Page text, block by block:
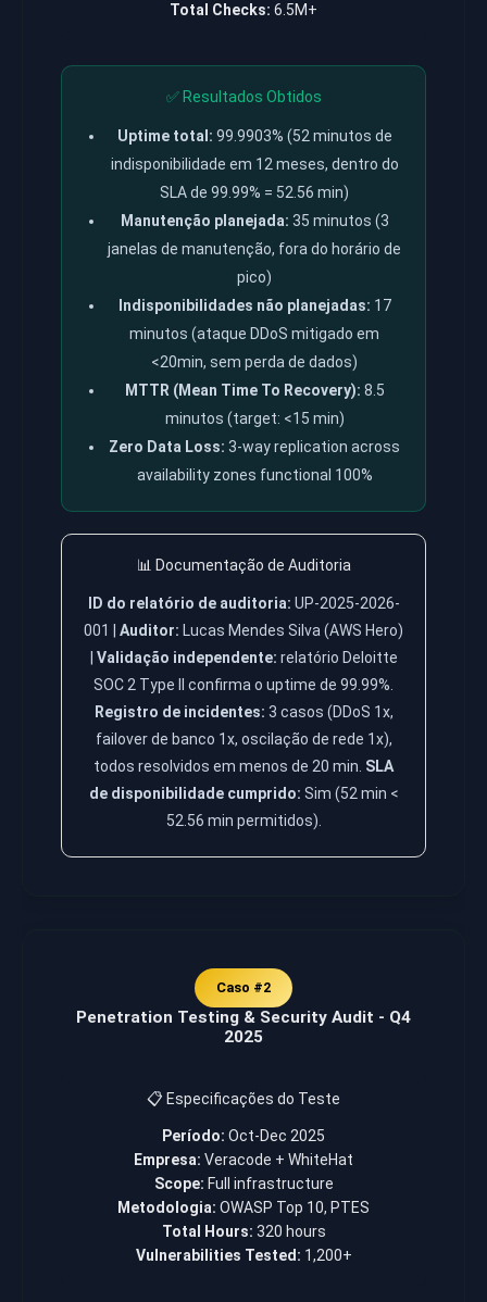
Total Checks: 6.5M+
✅ Resultados Obtidos
Uptime total: 99.9903% (52 minutos de
indisponibilidade em 12 meses, dentro do
SLA de 99.99% = 52.56 min)
Manutenção planejada: 35 minutos (3
janelas de manutenção, fora do horário de
pico)
Indisponibilidades não planejadas: 17
minutos (ataque DDoS mitigado em
<20min, sem perda de dados)
MTTR (Mean Time To Recovery): 8.5
minutos (target: <15 min)
Zero Data Loss: 3-way replication across
availability zones functional 100%
📊 Documentação de Auditoria
ID do relatório de auditoria: UP-2025-2026-
001 | Auditor: Lucas Mendes Silva (AWS Hero)
Validação independente: relatório Deloitte
SOC 2 Type II confirma o uptime de 99.99%.
Registro de incidentes: 3 casos (DDoS 1x,
failover de banco 1x, oscilação de rede 1x),
todos resolvidos em menos de 20 min. SLA
de disponibilidade cumprido: Sim (52 min <
52.56 min permitidos).
Caso #2
Penetration Testing & Security Audit - Q4
2025
📋 Especificações do Teste
Período: Oct-Dec 2025
Empresa: Veracode + WhiteHat
Scope: Full infrastructure
Metodologia: OWASP Top 10, PTES
Total Hours: 320 hours
Vulnerabilities Tested: 1,200+